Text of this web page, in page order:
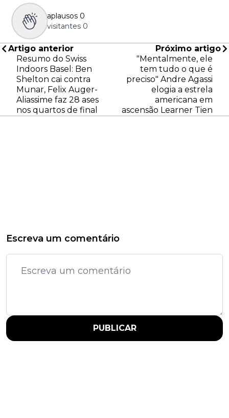
aplausos 0
visitantes 0
Artigo anterior
Resumo do Swiss
Indoors Basel: Ben
Shelton cai contra
Munar, Felix Auger-
Aliassime faz 28 ases
nos quartos de final
Próximo artigo
"Mentalmente, ele
tem tudo o que é
preciso" Andre Agassi
elogia a estrela
americana em
ascensão Learner Tien
Escreva um comentário
PUBLICAR